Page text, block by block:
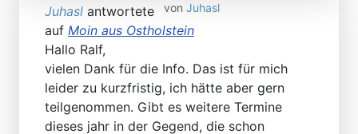
von Juhasl
Juhasl antwortete
auf Moin aus Ostholstein
Hallo Ralf,
vielen Dank für die Info. Das ist für mich
leider zu kurzfristig, ich hätte aber gern
teilgenommen. Gibt es weitere Termine
dieses jahr in der Gegend, die schon